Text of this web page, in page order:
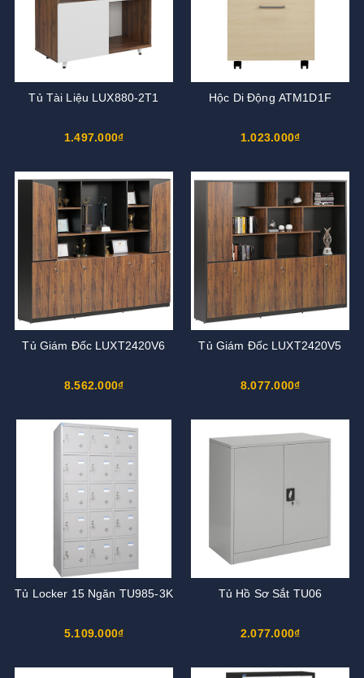
Tủ Tài Liệu LUX880-2T1
1.497.000₫
Hộc Di Động ATM1D1F
1.023.000₫
Tủ Giám Đốc LUXT2420V6
8.562.000₫
Tủ Giám Đốc LUXT2420V5
8.077.000₫
Tủ Locker 15 Ngăn TU985-3K
5.109.000₫
Tủ Hồ Sơ Sắt TU06
2.077.000₫